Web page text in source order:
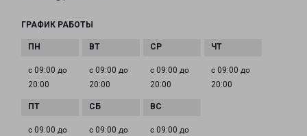
ГРАФИК РАБОТЫ
с 09:00 до
20:00
с 09:00 до
20:00
с 09:00 до
20:00
с 09:00 до
20:00
с 09:00 до
с 09:00 до
с 09:00 до